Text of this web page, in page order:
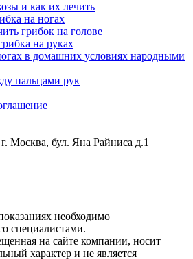
и как их лечить
на ногах
грибок на голове
на руках
в домашних условиях народными
пальцами рук
Москва, бул. Яна Райниса д.1
необходимо
специалистами.
на сайте компании, носит
характер и не является